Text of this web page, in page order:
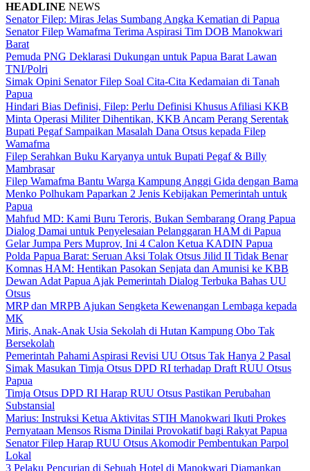
HEADLINE NEWS
Senator Filep: Miras Jelas Sumbang Angka Kematian di Papua
Senator Filep Wamafma Terima Aspirasi Tim DOB Manokwari
Barat
Pemuda PNG Deklarasi Dukungan untuk Papua Barat Lawan
TNI/Polri
Simak Opini Senator Filep Soal Cita-Cita Kedamaian di Tanah
Papua
Hindari Bias Definisi, Filep: Perlu Definisi Khusus Afiliasi KKB
Minta Operasi Militer Dihentikan, KKB Ancam Perang Serentak
Bupati Pegaf Sampaikan Masalah Dana Otsus kepada Filep
Wamafma
Filep Serahkan Buku Karyanya untuk Bupati Pegaf & Billy
Mambrasar
Filep Wamafma Bantu Warga Kampung Anggi Gida dengan Bama
Menko Polhukam Paparkan 2 Jenis Kebijakan Pemerintah untuk
Papua
Mahfud MD: Kami Buru Teroris, Bukan Sembarang Orang Papua
Dialog Damai untuk Penyelesaian Pelanggaran HAM di Papua
Gelar Jumpa Pers Muprov, Ini 4 Calon Ketua KADIN Papua
Polda Papua Barat: Seruan Aksi Tolak Otsus Jilid II Tidak Benar
Komnas HAM: Hentikan Pasokan Senjata dan Amunisi ke KBB
Dewan Adat Papua Ajak Pemerintah Dialog Terbuka Bahas UU
Otsus
MRP dan MRPB Ajukan Sengketa Kewenangan Lembaga kepada
MK
Miris, Anak-Anak Usia Sekolah di Hutan Kampung Obo Tak
Bersekolah
Pemerintah Pahami Aspirasi Revisi UU Otsus Tak Hanya 2 Pasal
Simak Masukan Timja Otsus DPD RI terhadap Draft RUU Otsus
Papua
Timja Otsus DPD RI Harap RUU Otsus Pastikan Perubahan
Substansial
Marius: Instruksi Ketua Aktivitas STIH Manokwari Ikuti Prokes
Pernyataan Mensos Risma Dinilai Provokatif bagi Rakyat Papua
Senator Filep Harap RUU Otsus Akomodir Pembentukan Parpol
Lokal
3 Pelaku Pencurian di Sebuah Hotel di Manokwari Diamankan